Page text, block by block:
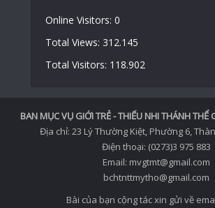
Online Visitors: 0
Total Views: 312.145
Total Visitors: 118.902
BAN MỤC VỤ GIỚI TRẺ - THIẾU NHI THÁNH THỂ
Địa chỉ: 23 Lý Thường Kiệt, Phường 6,
Điện thoại: (0273)3 975 883
Email: mvgtmt@gmail.com
bchtnttmytho@gmail.com
Bài của bạn cộng tác xin gửi về